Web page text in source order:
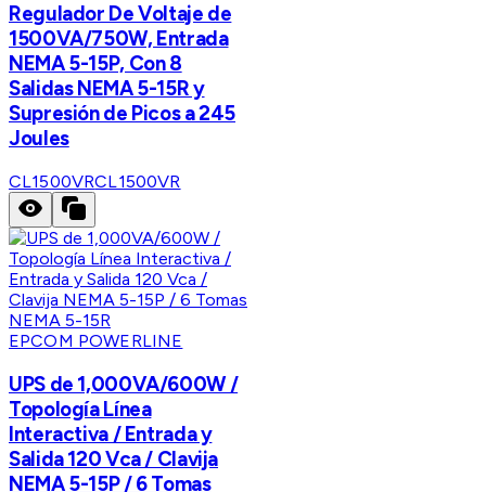
Regulador De Voltaje de
1500VA/750W, Entrada
NEMA 5-15P, Con 8
Salidas NEMA 5-15R y
Supresión de Picos a 245
Joules
CL1500VRCL1500VR
EPCOM POWERLINE
UPS de 1,000VA/600W /
Topología Línea
Interactiva / Entrada y
Salida 120 Vca / Clavija
NEMA 5-15P / 6 Tomas